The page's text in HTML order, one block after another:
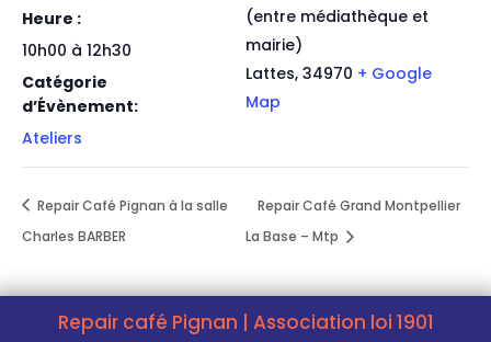
Heure :
10h00 à 12h30
Catégorie
d’Évènement:
Ateliers
(entre médiathèque et
mairie)
Lattes, 34970 + Google
Map
Repair Café Pignan à la salle
Charles BARBER
Repair Café Grand Montpellier
La Base – Mtp
Repair café Pignan | Association loi 1901